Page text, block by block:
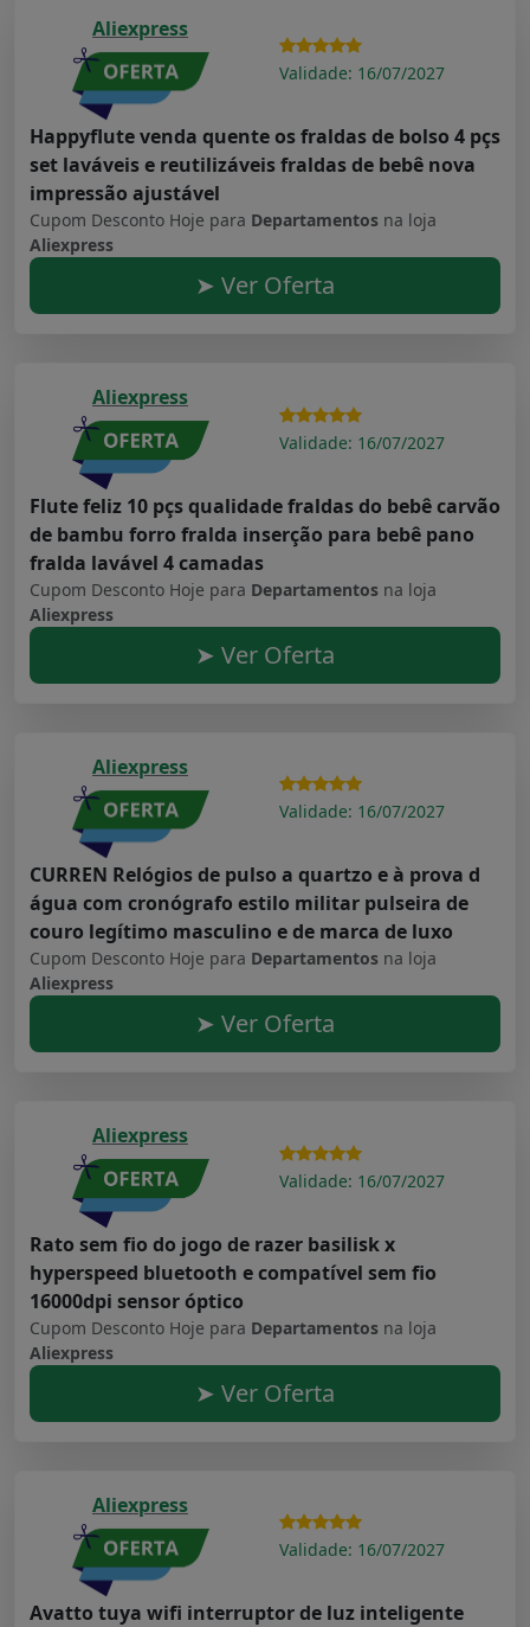
Aliexpress
Validade: 16/07/2027
Happyflute venda quente os fraldas de bolso 4 pçs
set laváveis e reutilizáveis fraldas de bebê nova
impressão ajustável
Cupom Desconto Hoje para Departamentos na loja
Aliexpress
➤ Ver Oferta
Aliexpress
Validade: 16/07/2027
Flute feliz 10 pçs qualidade fraldas do bebê carvão
de bambu forro fralda inserção para bebê pano
fralda lavável 4 camadas
Cupom Desconto Hoje para Departamentos na loja
Aliexpress
➤ Ver Oferta
Aliexpress
Validade: 16/07/2027
CURREN Relógios de pulso a quartzo e à prova d
água com cronógrafo estilo militar pulseira de
couro legítimo masculino e de marca de luxo
Cupom Desconto Hoje para Departamentos na loja
Aliexpress
➤ Ver Oferta
Aliexpress
Validade: 16/07/2027
Rato sem fio do jogo de razer basilisk x
hyperspeed bluetooth e compatível sem fio
16000dpi sensor óptico
Cupom Desconto Hoje para Departamentos na loja
Aliexpress
➤ Ver Oferta
Aliexpress
Validade: 16/07/2027
Avatto tuya wifi interruptor de luz inteligente